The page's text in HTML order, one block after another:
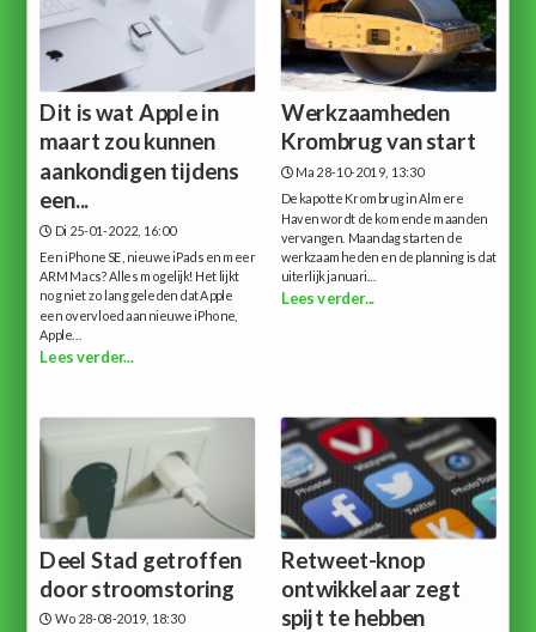
Dit is wat Apple in
maart zou kunnen
aankondigen tijdens
een...
Di 25-01-2022, 16:00
Een iPhone SE, nieuwe iPads en meer
ARM Macs? Alles mogelijk!Het lijkt
nog niet zo lang geleden dat Apple
een overvloed aan nieuwe iPhone,
Apple...
Lees verder...
Werkzaamheden
Krombrug van start
Ma 28-10-2019, 13:30
De kapotte Krombrug in Almere
Haven wordt de komende maanden
vervangen. Maandag starten de
werkzaamheden en de planning is dat
uiterlijk januari...
Lees verder...
Deel Stad getroffen
door stroomstoring
Wo 28-08-2019, 18:30
Retweet-knop
ontwikkelaar zegt
spijt te hebben